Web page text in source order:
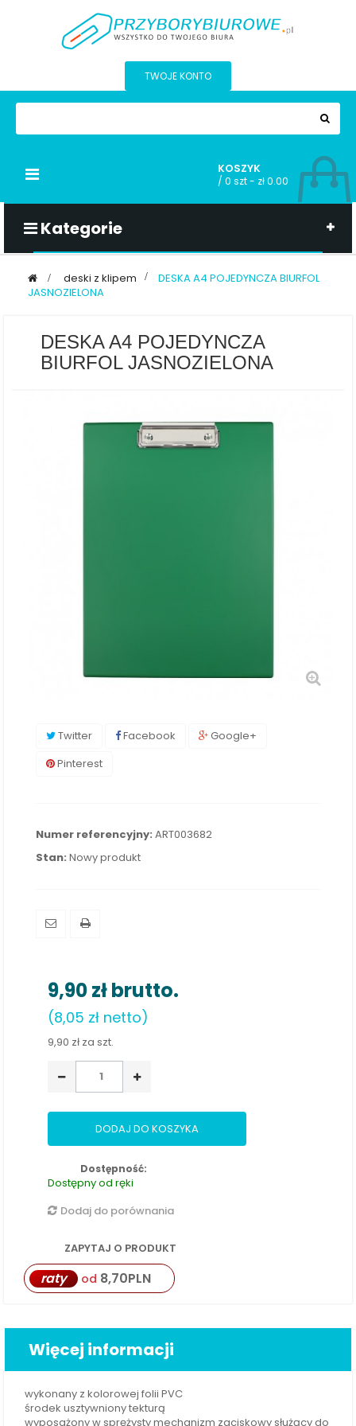
TWOJE KONTO
KOSZYK
/ 0 szt - zł 0.00
Kategorie
Przełącz
> deski z klipem >
DESKA A4 POJEDYNCZA BIURFOL
JASNOZIELONA
DESKA A4 POJEDYNCZA
BIURFOL JASNOZIELONA
Twitter Facebook
Google+
Pinterest
Numer referencyjny: ART003682
Stan: Nowy produkt
9,90 złbrutto.
(8,05 zł netto)
9,90 zł za szt.
DODAJ DO KOSZYKA
Dostępność:
Dostępny od ręki
Dodaj do porównania
ZAPYTAJ O PRODUKT
raty od 8,70PLN
Więcej informacji
wykonany z kolorowej folii PVC
środek usztywniony tekturą
wyposażony w sprężysty mechanizm zaciskowy służący do